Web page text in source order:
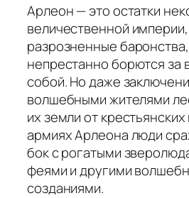
Арлеон — это остатки
величественной
разрозненные
непрестанно борются за
собой. Но даже
волшебными жителями
их земли от
армиях Арлеона люди
бок с рогатыми
феями и другими
созданиями.